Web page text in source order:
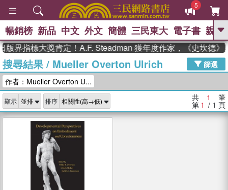
5
GO
熱搜： 東野圭吾 、 高希均教授回憶錄
、 The Odyssey 、 父親節 、 如果歷
獎 臺灣漫遊錄 、 方念華 、 台灣的李
登輝時代
數學女孩：黎曼猜想 、
偉大的迷走神經
暢銷榜 新品 中文 外文 簡體 三民東大 電子書 親子
版界指標大獎肯定！A.F. Steadman 獲年度作家，《史坎德》
搜尋結果/ Mueller Overton Ulrich
篩選
作者：Mueller Overton U...
顯示 排序 共 1 筆
第 1 / 1 頁